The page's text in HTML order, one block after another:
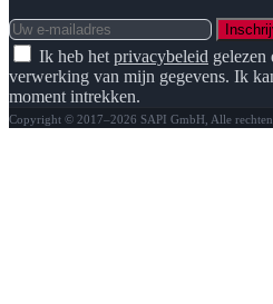
Ik heb het privacybeleid gelezen
verwerking van mijn gegevens. Ik
moment intrekken.
Copyright © 2017–2026 SAPI GmbH, Alle rechten